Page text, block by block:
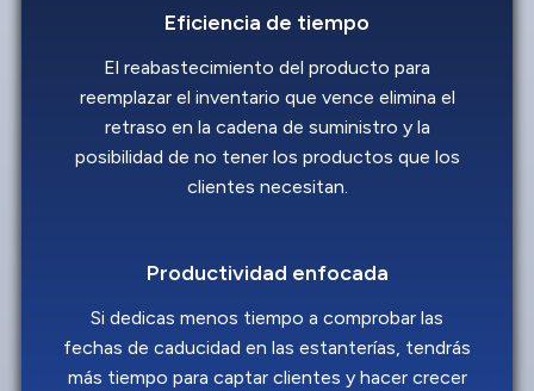
Eficiencia de tiempo
El reabastecimiento del producto para
reemplazar el inventario que vence elimina el
retraso en la cadena de suministro y la
posibilidad de no tener los productos que los
clientes necesitan.
Productividad enfocada
Si dedicas menos tiempo a comprobar las
fechas de caducidad en las estanterías, tendrás
más tiempo para captar clientes y hacer crecer